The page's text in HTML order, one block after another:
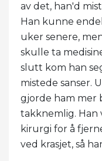
av det, han'd
Han kunne
uker senere,
skulle ta
slutt kom han
mistede sanser.
gjorde ham mer
takknemlig. Han
kirurgi for å
ved krasjet, så